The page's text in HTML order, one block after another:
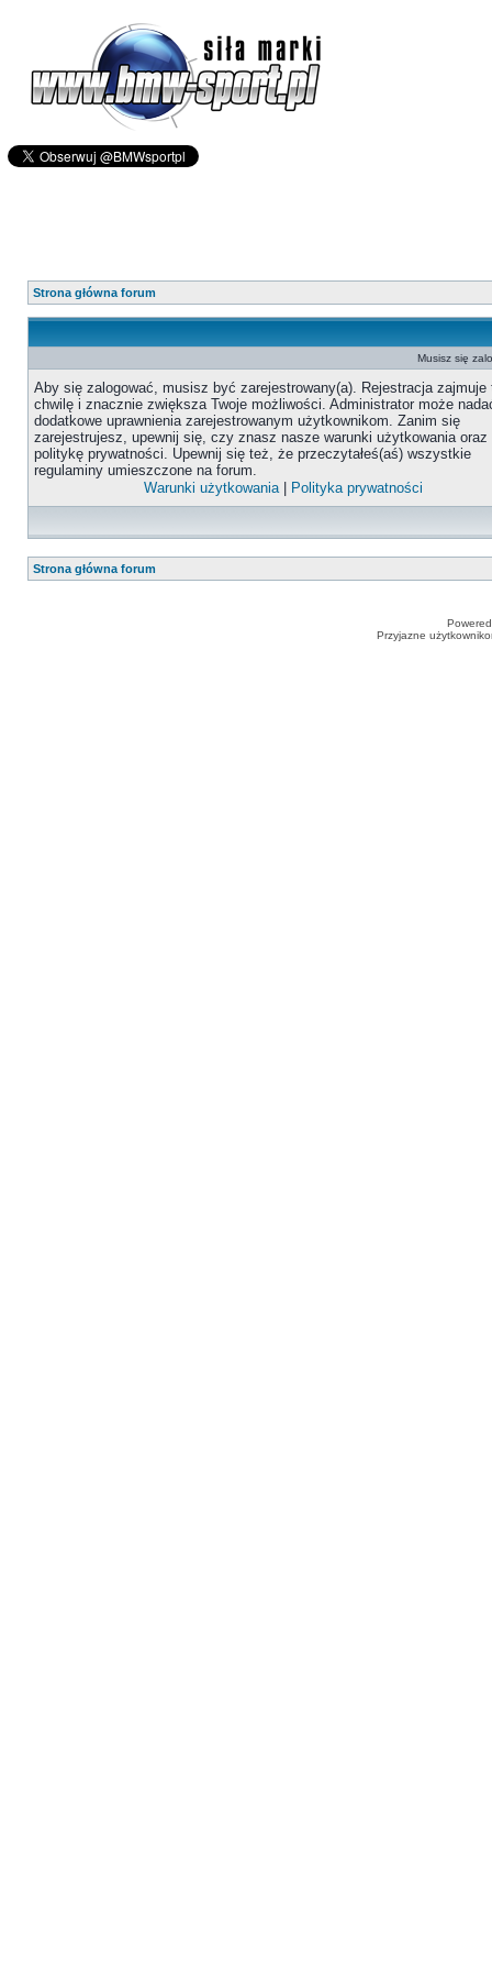
Strona główna forum
Musisz się
Aby się zalogować, musisz być zarejestrowany(a). Rejestracja zajmuje
chwilę i znacznie zwiększa Twoje możliwości. Administrator może
dodatkowe uprawnienia zarejestrowanym użytkownikom. Zanim się
zarejestrujesz, upewnij się, czy znasz nasze warunki użytkowania oraz
politykę prywatności. Upewnij się też, że przeczytałeś(aś) wszystkie
regulaminy umieszczone na forum.
Warunki użytkowania| Polityka prywatności
Strona główna forum
Przyjazne